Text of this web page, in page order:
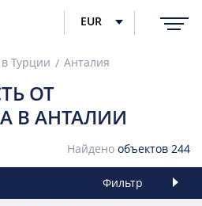
EUR
Турции Анталия
ОТ
В АНТАЛИИ
Найдено объектов 244
Фильтр